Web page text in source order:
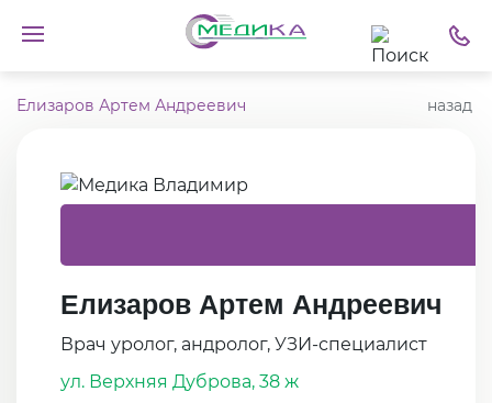
Елизаров Артем Андреевич назад
Елизаров Артем Андреевич
Врач уролог, андролог, УЗИ-специалист
ул. Верхняя Дуброва, 38 ж